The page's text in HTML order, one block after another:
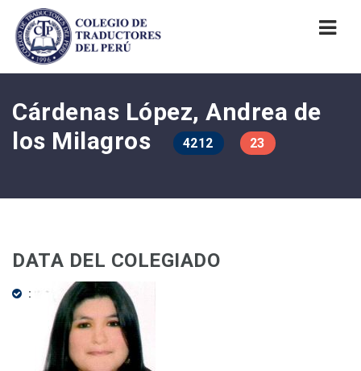
Cárdenas López, Andrea de
los Milagros
4212 23
DATA DEL COLEGIADO